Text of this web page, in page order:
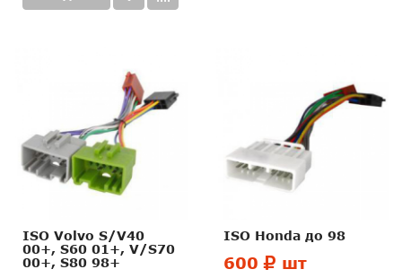
ISO Volvo S/V40
00+, S60 01+, V/S70
00+, S80 98+
ISO Honda до 98
600 шт